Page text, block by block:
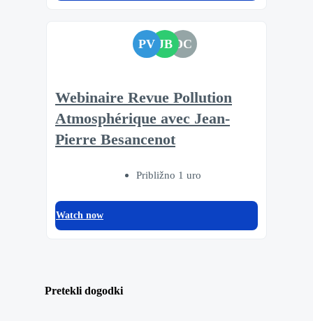
PV JB DC
Webinaire Revue Pollution
Atmosphérique avec Jean-
Pierre Besancenot
Približno 1 uro
Watch now
Pretekli dogodki